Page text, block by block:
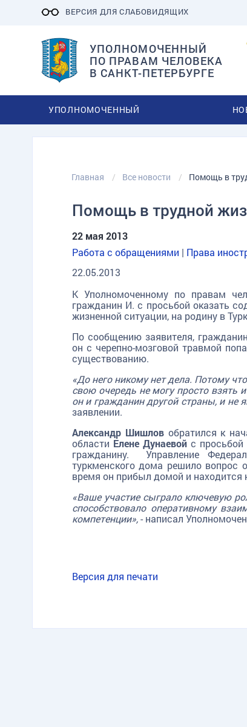
ВЕРСИЯ ДЛЯ СЛАБОВИДЯЩИХ
УПОЛНОМОЧЕННЫЙ
ПО ПРАВАМ ЧЕЛОВЕКА
В САНКТ-ПЕТЕРБУРГЕ
УПОЛНОМОЧЕННЫЙ
Главная Все новости Помощь в
Помощь в трудной
22 мая 2013
Работа с обращениями | Права
22.05.2013
К Уполномоченному по правам
гражданин И. с просьбой оказать
жизненной ситуации, на родину в
По сообщению заявителя,
он с черепно-мозговой травмой
существованию.
«До него никому нет дела. Потому
свою очередь не могу просто взять
он и гражданин другой страны, и не
заявлении.
Александр Шишловобратился к
области Елене Дунаевойс просьбой
гражданину. Управление
туркменского дома решило вопрос
время он прибыл домой и находится
«Ваше участие сыграло ключевую
способствовало оперативному
компетенции»,- написал
Версия для печати